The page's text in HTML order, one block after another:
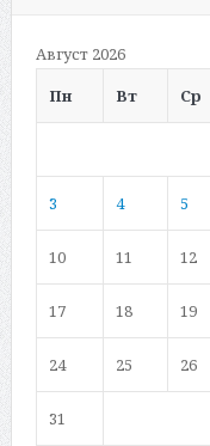
Август 2026
Пн
Вт Ср
3 4 5
10 11 12
17 18 19
24 25 26
31